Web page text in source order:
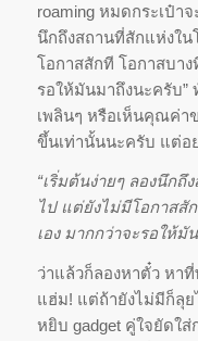
roaming หมดกระเป๋า
นึกถึงสถานที่สักแห่งใ
โอกาสสักที โอกาสบาง
รอให้มันมาถึงนะครับ
เพลินๆ หรือเห็นคุณค่า
ขึ้นเท่านั้นนะครับ แต่อ
“เริ่มต้นง่ายๆ ลองนึก
ไป แต่ยังไม่มีโอกาสสั
เอง มากกว่าจะรอให้มั
ว่าแล้วก็ลองหาตั๋ว หา
แฮ่ม! แต่ถ้ายังไม่มีก็ลุย
หยิบ gadget คู่ใจยัดใส่